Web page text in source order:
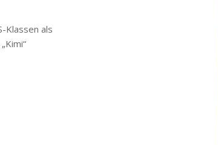
Klassen als